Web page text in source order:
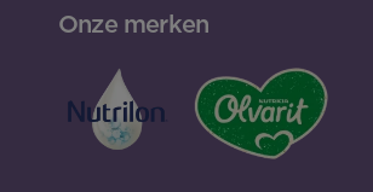
Onze merken